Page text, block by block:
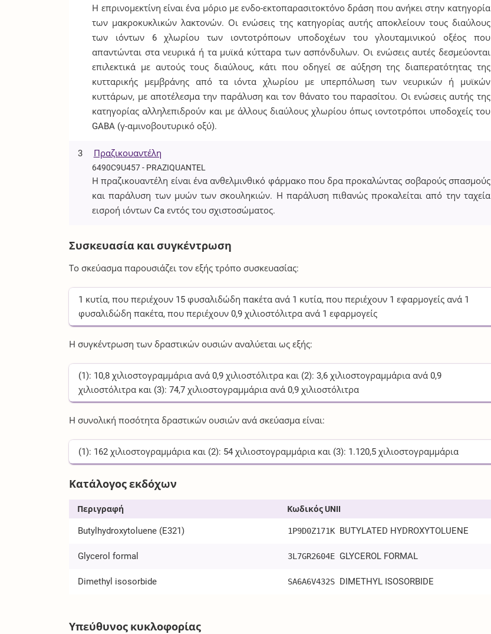
Η επρινομεκτίνη είναι ένα μόριο με ενδο-εκτοπαρασιτοκτόνο δράση που ανήκει στην κατηγορία
των μακροκυκλικών λακτονών. Οι ενώσεις της κατηγορίας αυτής αποκλείουν τους διαύλους
των ιόντων 6 χλωρίου των ιοντοτρόποων υποδοχέων του γλουταμινικού οξέος που
απαντώνται στα νευρικά ή τα μυϊκά κύτταρα των ασπόνδυλων. Οι ενώσεις αυτές δεσμεύονται
επιλεκτικά με αυτούς τους διαύλους, κάτι που οδηγεί σε αύξηση της διαπερατότητας της
κυτταρικής μεμβράνης από τα ιόντα χλωρίου με υπερπόλωση των νευρικών ή μυϊκών
κυττάρων, με αποτέλεσμα την παράλυση και τον θάνατο του παρασίτου. Οι ενώσεις αυτής της
κατηγορίας αλληλεπιδρούν και με άλλους διαύλους χλωρίου όπως ιοντοτρόποι υποδοχείς του
GABA (γ-αμινοβουτυρικό οξύ).
3 Πραζικουαντέλη
6490C9U457 - PRAZIQUANTEL
Η πραζικουαντέλη είναι ένα ανθελμινθικό φάρμακο που δρα προκαλώντας σοβαρούς σπασμούς
και παράλυση των μυών των σκουληκιών. Η παράλυση πιθανώς προκαλείται από την ταχεία
εισροή ιόντων Ca εντός του σχιστοσώματος.
Συσκευασία και συγκέντρωση
Το σκεύασμα παρουσιάζει τον εξής τρόπο συσκευασίας:
1 κυτία, που περιέχουν 15 φυσαλιδώδη πακέτα ανά 1 κυτία, που περιέχουν 1 εφαρμογείς ανά 1
φυσαλιδώδη πακέτα, που περιέχουν0,9 χιλιοστόλιτρα ανά 1 εφαρμογείς
Η συγκέντρωση των δραστικών ουσιών αναλύεται ως εξής:
(1): 10,8 χιλιοστογραμμάρια ανά0,9 χιλιοστόλιτρα και (2):3,6 χιλιοστογραμμάρια ανά0,9
χιλιοστόλιτρα και (3):74,7 χιλιοστογραμμάρια ανά0,9 χιλιοστόλιτρα
Η συνολική ποσότητα δραστικών ουσιών ανά σκεύασμα είναι:
(1): 162 χιλιοστογραμμάρια και (2): 54 χιλιοστογραμμάρια και (3): 1.120,5 χιλιοστογραμμάρια
Κατάλογος εκδόχων
Περιγραφή Κωδικός UNII
Butylhydroxytoluene (E321) 1P9D0Z171K BUTYLATED HYDROXYTOLUENE
Glycerol formal 3L7GR2604E GLYCEROL FORMAL
Dimethyl isosorbide SA6A6V432S DIMETHYL ISOSORBIDE
Υπεύθυνος κυκλοφορίας